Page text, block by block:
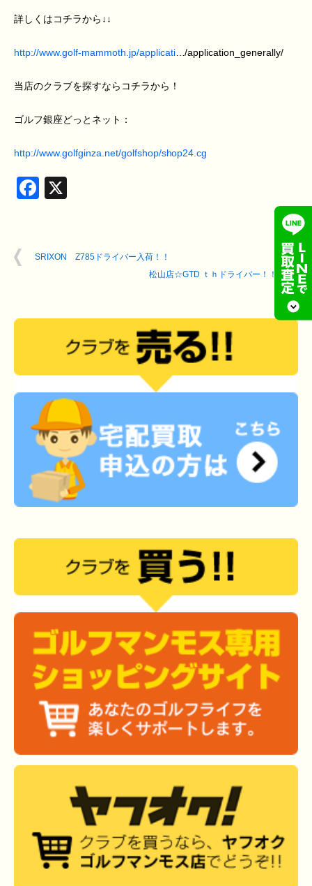
詳しくはコチラから↓↓
http://www.golf-mammoth.jp/applicati…/application_generally/
当店のクラブを探すならコチラから！
ゴルフ銀座どっとネット：
http://www.golfginza.net/golfshop/shop24.cg
Facebook
SRIXON Z785ドライバー入荷！！
松山店☆GTD ｔｈドライバー！！